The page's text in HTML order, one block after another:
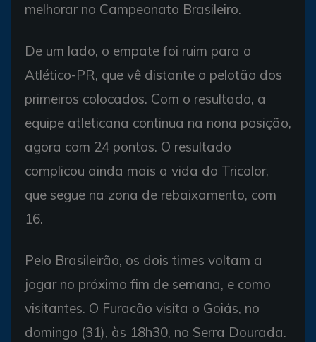
melhorar no Campeonato Brasileiro.
De um lado, o empate foi ruim para o
Atlético-PR, que vê distante o pelotão dos
primeiros colocados. Com o resultado, a
equipe atleticana continua na nona posição,
agora com 24 pontos. O resultado
complicou ainda mais a vida do Tricolor,
que segue na zona de rebaixamento, com
16.
Pelo Brasileirão, os dois times voltam a
jogar no próximo fim de semana, e como
visitantes. O Furacão visita o Goiás, no
domingo (31), às 18h30, no Serra Dourada.